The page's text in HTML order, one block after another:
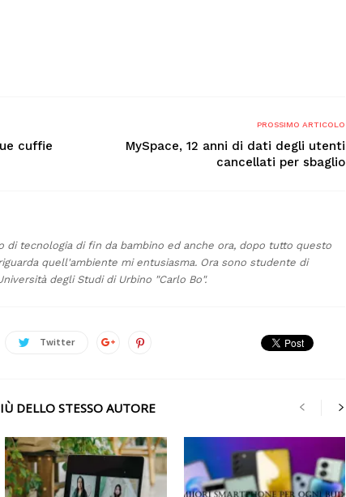
cuffie
PROSSIMO ARTICOLO
MySpace, 12 anni di dati degli utenti
cancellati per sbaglio
di tecnologia di fin da bambino ed anche ora, dopo tutto questo
quell'ambiente mi entusiasma. Ora sono studente di
degli Studi di Urbino "Carlo Bo".
Twitter
DELLO STESSO AUTORE